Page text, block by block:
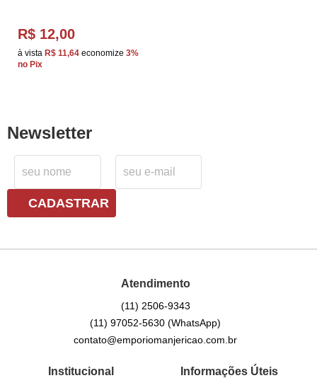
R$ 12,00
à vista R$ 11,64 economize 3%
no Pix
Newsletter
CADASTRAR
Atendimento
(11) 2506-9343
(11) 97052-5630(WhatsApp)
contato@emporiomanjericao.com.br
Institucional Informações Úteis